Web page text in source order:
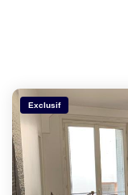
Exclusif